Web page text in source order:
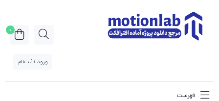
ورود / ثبت‌نام
0
فهرست